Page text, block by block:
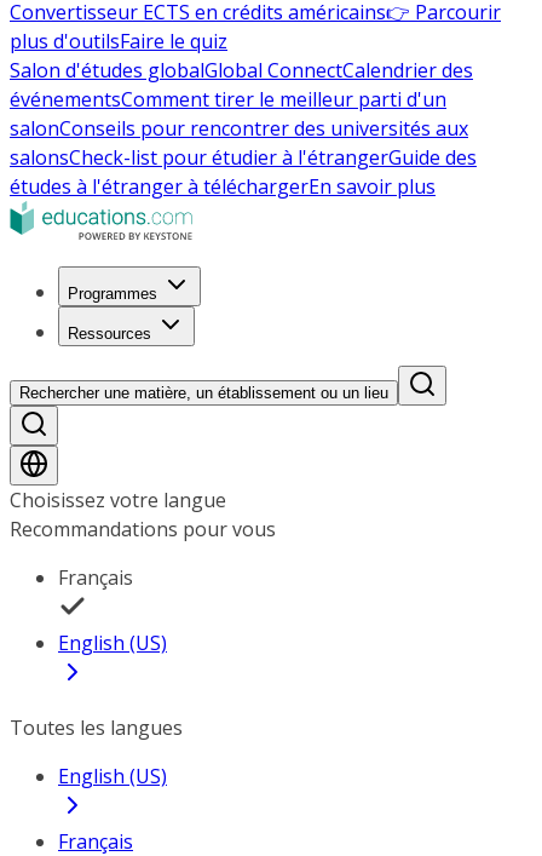
Convertisseur ECTS en crédits américains👉 Parcourir
plus d'outilsFaire le quiz
Salon d'études globalGlobal ConnectCalendrier des
événementsComment tirer le meilleur parti d'un
salonConseils pour rencontrer des universités aux
salonsCheck-list pour étudier à l'étrangerGuide des
études à l'étranger à téléchargerEn savoir plus
Programmes
Ressources
Rechercher une matière, un établissement ou un lieu
Choisissez votre langue
Recommandations pour vous
Français
English (US)
Toutes les langues
English (US)
Français